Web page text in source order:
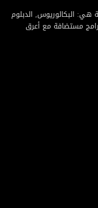
3 برامج أكاديمية هي: البكالوريوس, الدبلوم
مستضافة مع أعرق